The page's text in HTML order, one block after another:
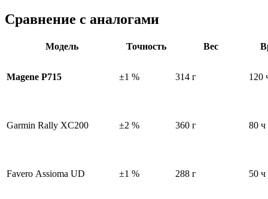
Сравнение с аналогами
Модель Точность Вес
Magene P715 ±1 % 314 г 120
Garmin Rally XC200 ±2 % 360 г 80 ч
Favero Assioma UD ±1 % 288 г 50 ч